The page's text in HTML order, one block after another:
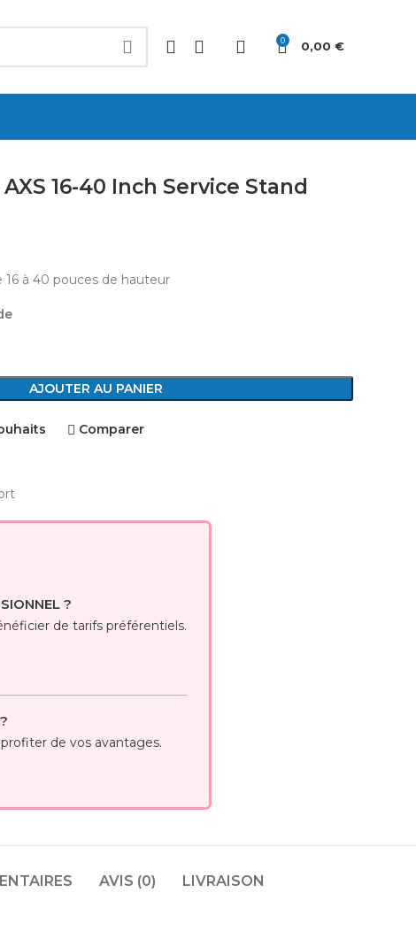
0 0,00 €
16-40 Inch Service Stand
16 à 40 pouces de hauteur
AJOUTER AU PANIER
Comparer
?
de tarifs préférentiels.
de vos avantages.
AVIS (0) LIVRAISON